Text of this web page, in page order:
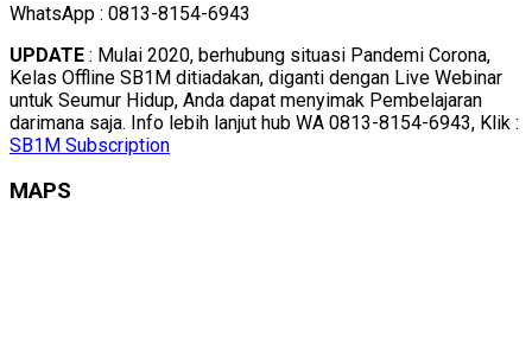
WhatsApp : 0813-8154-6943
UPDATE : Mulai 2020, berhubung situasi Pandemi Corona,
Kelas Offline SB1M ditiadakan, diganti dengan Live Webinar
untuk Seumur Hidup, Anda dapat menyimak Pembelajaran
darimana saja. Info lebih lanjut hub WA 0813-8154-6943, Klik :
SB1M Subscription
MAPS